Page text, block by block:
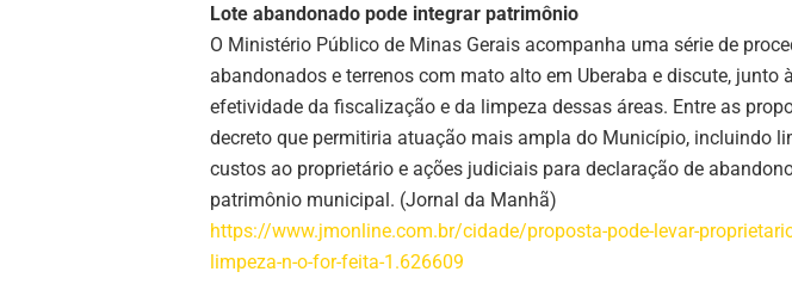
Lote abandonado pode integrar patrimônio
O Ministério Público de Minas Gerais acompanha uma série de
abandonados e terrenos com mato alto em Uberaba e discute, junto
efetividade da fiscalização e da limpeza dessas áreas. Entre as
decreto que permitiria atuação mais ampla do Município, incluindo
custos ao proprietário e ações judiciais para declaração de
patrimônio municipal. (Jornal da Manhã)
https://www.jmonline.com.br/cidade/proposta-pode-levar-
limpeza-n-o-for-feita-1.626609